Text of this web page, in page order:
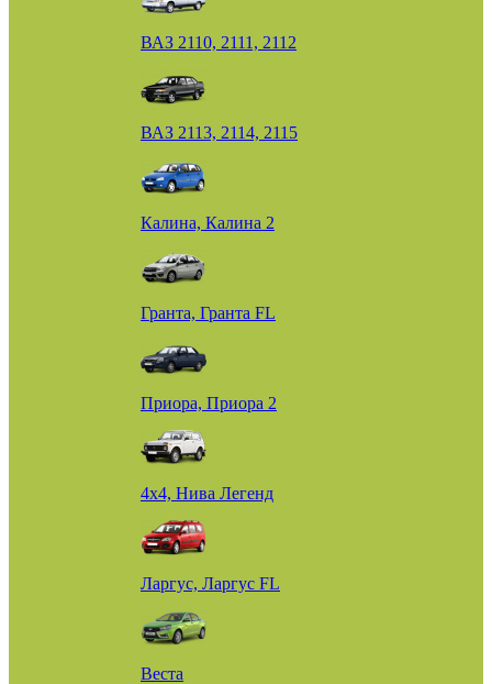
ВАЗ 2110, 2111, 2112
ВАЗ 2113, 2114, 2115
Калина, Калина 2
Гранта, Гранта FL
Приора, Приора 2
4х4, Нива Легенд
Ларгус, Ларгус FL
Веста